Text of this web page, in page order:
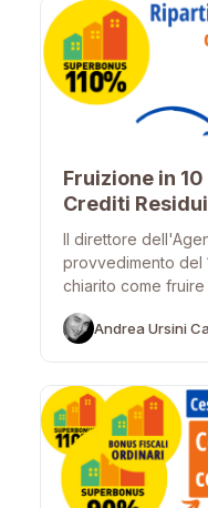
Fruizione in
Crediti
Cessione o
Il direttore
provvedimento del
chiarito come fruire
derivanti dalla...
Andrea Ursini